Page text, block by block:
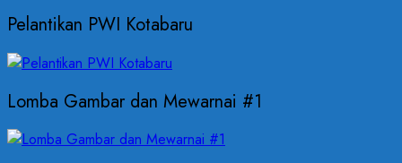
Pelantikan PWI Kotabaru
Lomba Gambar dan Mewarnai #1